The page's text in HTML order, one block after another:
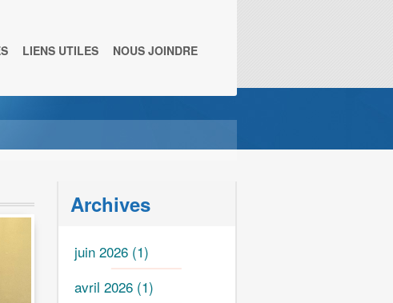
LIENS UTILES NOUS JOINDRE
Archives
juin 2026(1)
avril 2026(1)